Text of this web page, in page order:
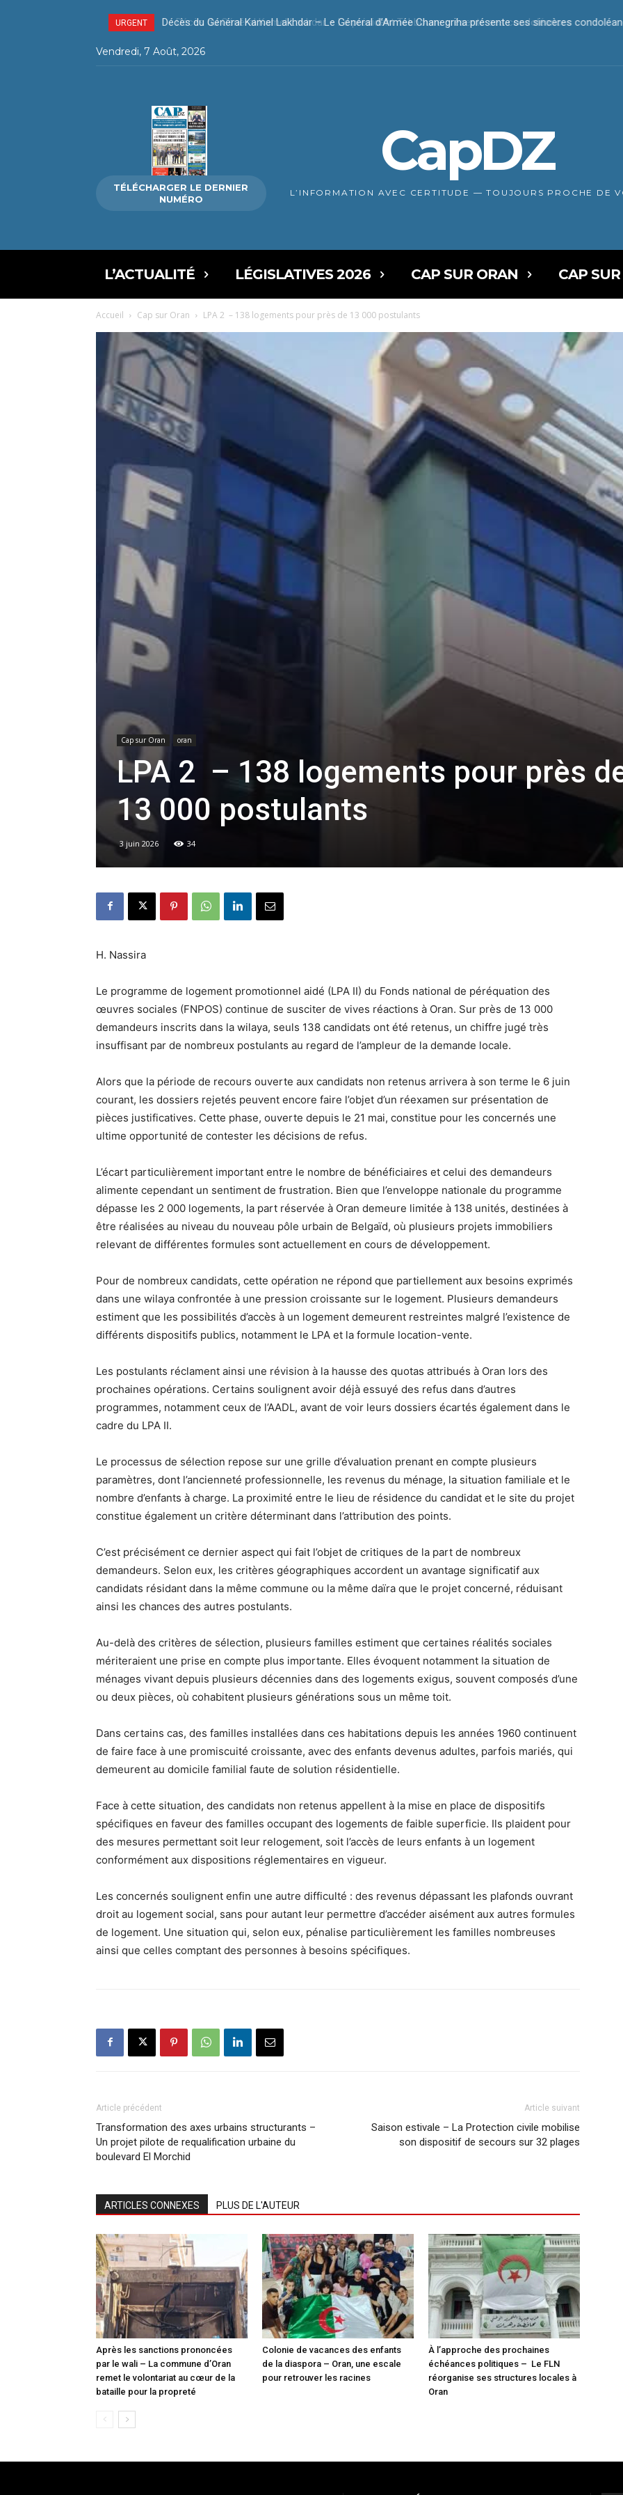
URGENT Décès du Général Kamel Lakhdar – Le président Tebboune présente ses condoléances
Vendredi, 7 Août, 2026
TÉLÉCHARGER LE DERNIER
NUMÉRO
CapDZ
L’INFORMATION AVEC CERTITUDE — TOUJOURS PROCHE DE
L’ACTUALITÉ LÉGISLATIVES 2026 CAP SUR ORAN CAP
Accueil Cap sur Oran LPA 2 – 138 logements pour près de 13 000 postulants
Cap sur Oran oran
LPA 2 – 138 logements pour près
13 000 postulants
3 juin 2026 34
H. Nassira
Le programme de logement promotionnel aidé (LPA II) du Fonds national de péréquation des
œuvres sociales (FNPOS) continue de susciter de vives réactions à Oran. Sur près de 13 000
demandeurs inscrits dans la wilaya, seuls 138 candidats ont été retenus, un chiffre jugé très
insuffisant par de nombreux postulants au regard de l’ampleur de la demande locale.
Alors que la période de recours ouverte aux candidats non retenus arrivera à son terme le 6 juin
courant, les dossiers rejetés peuvent encore faire l’objet d’un réexamen sur présentation de
pièces justificatives. Cette phase, ouverte depuis le 21 mai, constitue pour les concernés une
ultime opportunité de contester les décisions de refus.
L’écart particulièrement important entre le nombre de bénéficiaires et celui des demandeurs
alimente cependant un sentiment de frustration. Bien que l’enveloppe nationale du programme
dépasse les 2 000 logements, la part réservée à Oran demeure limitée à 138 unités, destinées à
être réalisées au niveau du nouveau pôle urbain de Belgaïd, où plusieurs projets immobiliers
relevant de différentes formules sont actuellement en cours de développement.
Pour de nombreux candidats, cette opération ne répond que partiellement aux besoins exprimés
dans une wilaya confrontée à une pression croissante sur le logement. Plusieurs demandeurs
estiment que les possibilités d’accès à un logement demeurent restreintes malgré l’existence de
différents dispositifs publics, notamment le LPA et la formule location-vente.
Les postulants réclament ainsi une révision à la hausse des quotas attribués à Oran lors des
prochaines opérations. Certains soulignent avoir déjà essuyé des refus dans d’autres
programmes, notamment ceux de l’AADL, avant de voir leurs dossiers écartés également dans le
cadre du LPA II.
Le processus de sélection repose sur une grille d’évaluation prenant en compte plusieurs
paramètres, dont l’ancienneté professionnelle, les revenus du ménage, la situation familiale et le
nombre d’enfants à charge. La proximité entre le lieu de résidence du candidat et le site du projet
constitue également un critère déterminant dans l’attribution des points.
C’est précisément ce dernier aspect qui fait l’objet de critiques de la part de nombreux
demandeurs. Selon eux, les critères géographiques accordent un avantage significatif aux
candidats résidant dans la même commune ou la même daïra que le projet concerné, réduisant
ainsi les chances des autres postulants.
Au-delà des critères de sélection, plusieurs familles estiment que certaines réalités sociales
mériteraient une prise en compte plus importante. Elles évoquent notamment la situation de
ménages vivant depuis plusieurs décennies dans des logements exigus, souvent composés d’une
ou deux pièces, où cohabitent plusieurs générations sous un même toit.
Dans certains cas, des familles installées dans ces habitations depuis les années 1960 continuent
de faire face à une promiscuité croissante, avec des enfants devenus adultes, parfois mariés, qui
demeurent au domicile familial faute de solution résidentielle.
Face à cette situation, des candidats non retenus appellent à la mise en place de dispositifs
spécifiques en faveur des familles occupant des logements de faible superficie. Ils plaident pour
des mesures permettant soit leur relogement, soit l’accès de leurs enfants à un logement
conformément aux dispositions réglementaires en vigueur.
Les concernés soulignent enfin une autre difficulté : des revenus dépassant les plafonds ouvrant
droit au logement social, sans pour autant leur permettre d’accéder aisément aux autres formules
de logement. Une situation qui, selon eux, pénalise particulièrement les familles nombreuses
ainsi que celles comptant des personnes à besoins spécifiques.
Article précédent
Transformation des axes urbains structurants –
Un projet pilote de requalification urbaine du
boulevard El Morchid
Article suivant
Saison estivale – La Protection civile mobilise
son dispositif de secours sur 32 plages
ARTICLES CONNEXES PLUS DE L'AUTEUR
Après les sanctions prononcées
par le wali – La commune d’Oran
remet le volontariat au cœur de la
bataille pour la propreté
Colonie de vacances des enfants
de la diaspora – Oran, une escale
pour retrouver les racines
À l’approche des prochaines
échéances politiques – Le FLN
réorganise ses structures locales à
Oran